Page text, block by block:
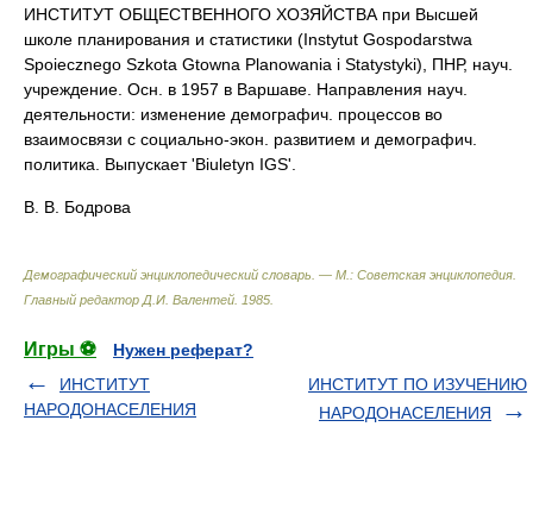
ИНСТИТУТ ОБЩЕСТВЕННОГО ХОЗЯЙСТВА при Высшей
школe планирования и статистики (Instytut Gospodarstwa
Spoiecznego Szkota Gtowna Planowania i Statystyki), ПНР, науч.
учреждение. Осн. в 1957 в Варшаве. Направления науч.
деятельности: изменение демографич. процессов во
взаимосвязи с социально-экон. развитием и демографич.
политика. Выпускает 'Biuletyn IGS'.
В. В. Бодрова
Демографический энциклопедический словарь. — М.: Советская энциклопедия
Главный редактор Д.И. Валентей 1985
Игры ⚽
Нужен реферат?
ИНСТИТУТ
НАРОДОНАСЕЛЕНИЯ
ИНСТИТУТ ПО ИЗУЧЕНИЮ
НАРОДОНАСЕЛЕНИЯ